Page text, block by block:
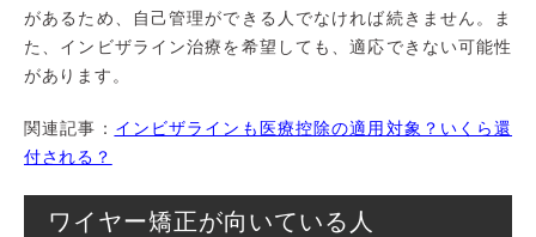
があるため、自己管理ができる人でなければ続きません。ま
た、インビザライン治療を希望しても、適応できない可能性
があります。
関連記事： インビザラインも医療控除の適用対象？いくら還
付される？
ワイヤー矯正が向いている人